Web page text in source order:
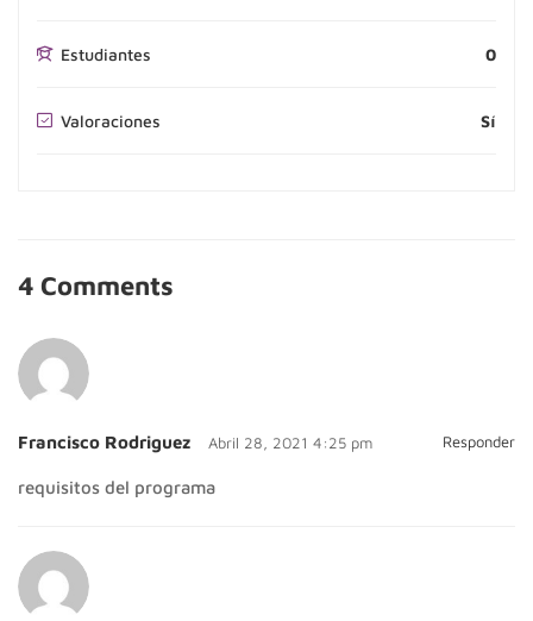
Estudiantes 0
Valoraciones Sí
4 Comments
Francisco Rodriguez Abril 28, 2021 4:25 pm Responder
requisitos del programa